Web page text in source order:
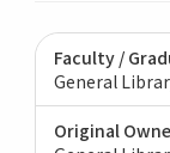
Faculty /
General
Original